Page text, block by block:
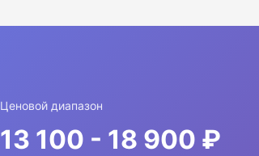
Ценовой диапазон
13 100 - 18 900 ₽